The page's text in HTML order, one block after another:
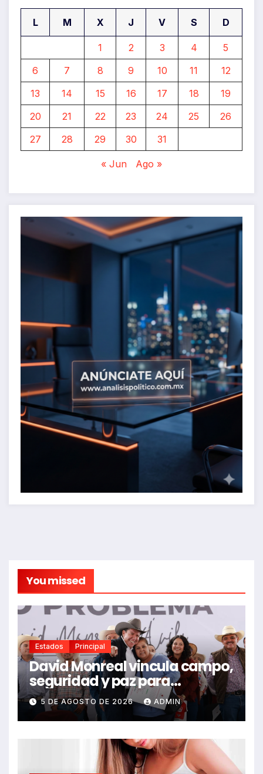
L M X J V S D
1 2 3 4
5
6
7 8 9 10 11
12
13
14 15 16 17 18
19
20
21 22 23 24 25
26
27
28 29 30 31
« Jun Ago »
You missed
Estados Principal
David Monreal vincula campo,
seguridad y paz para
Zacatecas
5 DE AGOSTO DE 2026 ADMIN